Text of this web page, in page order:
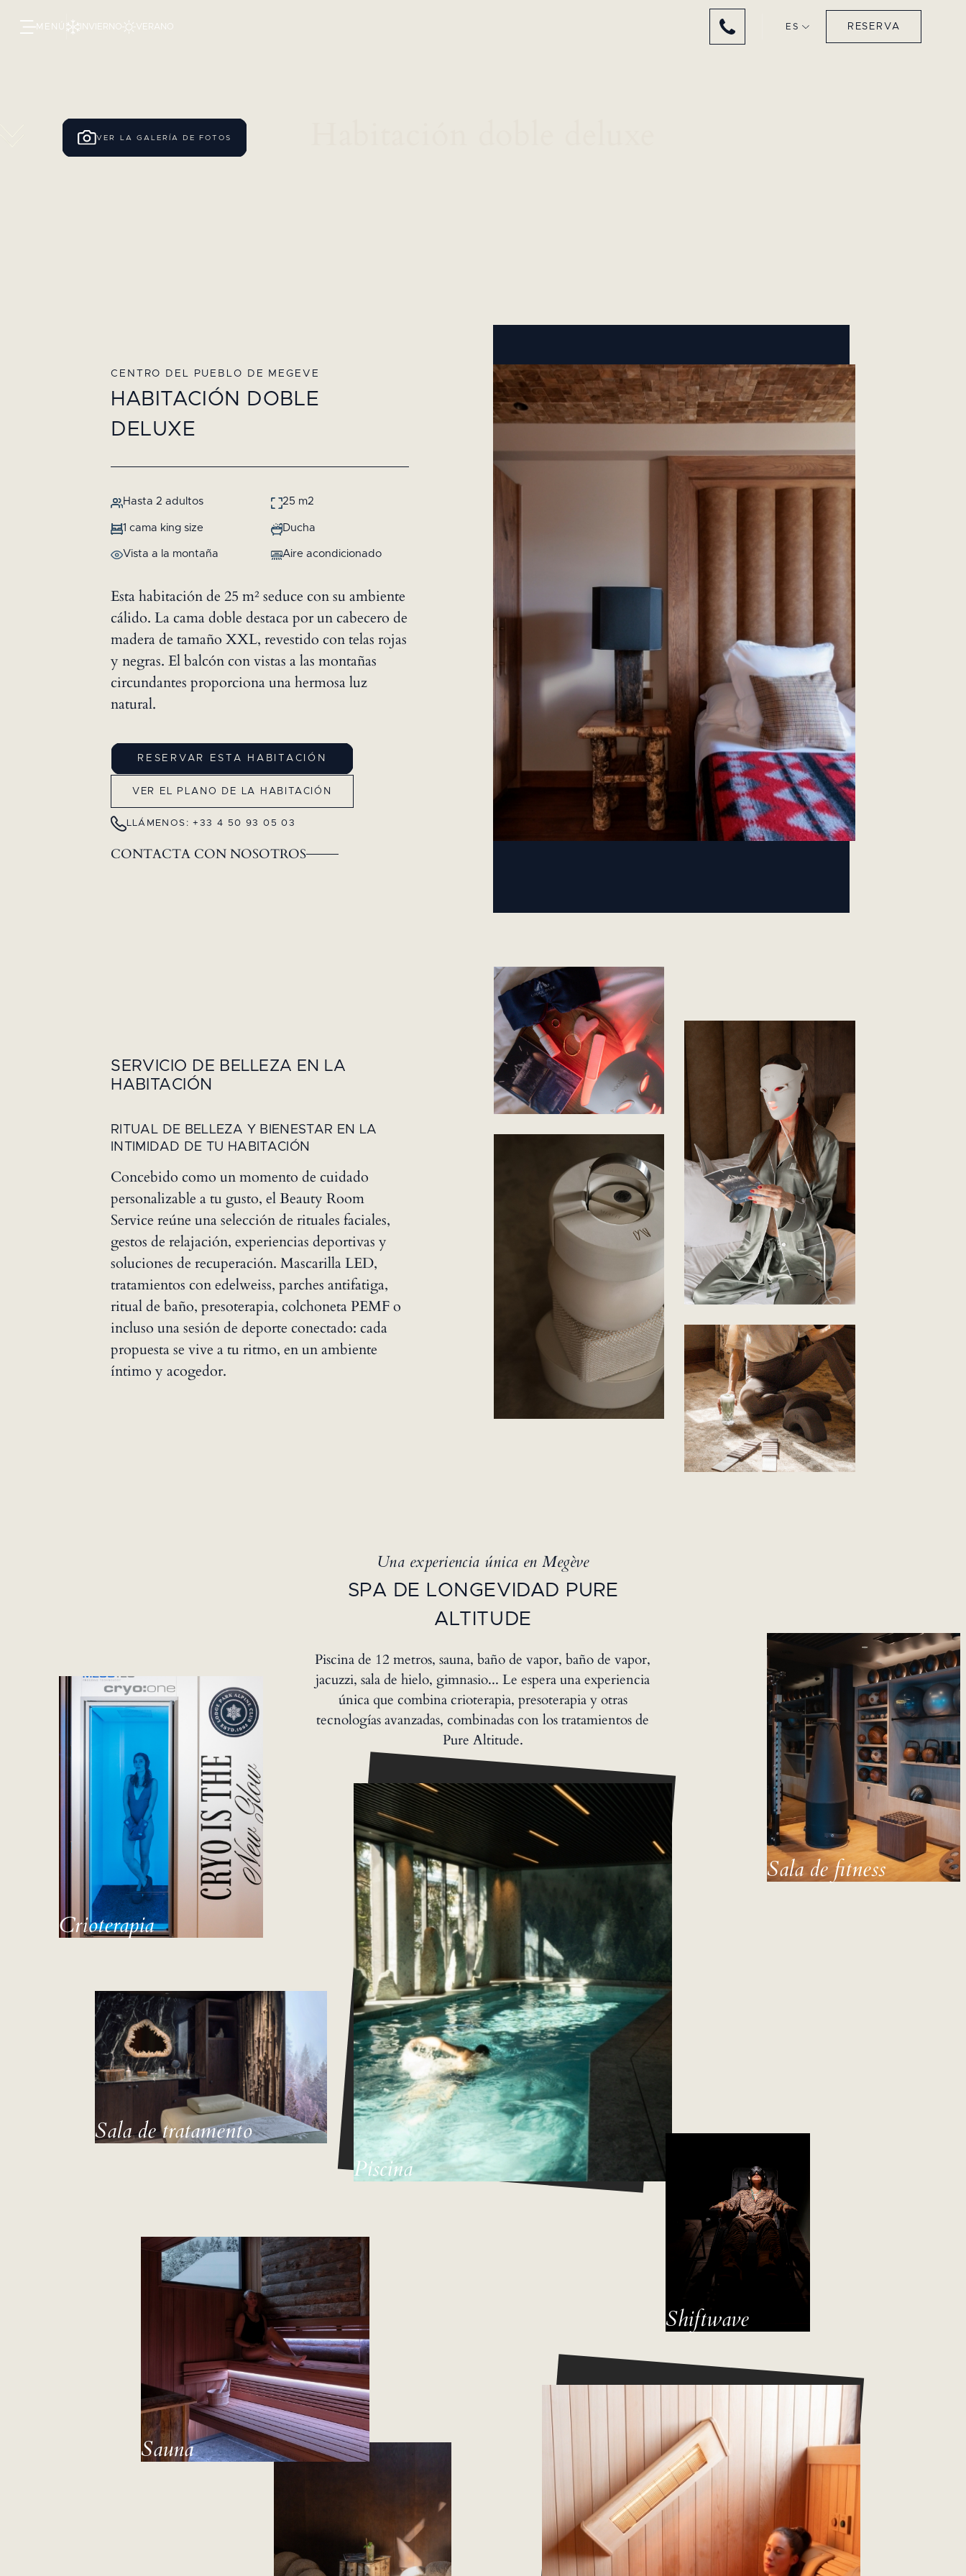
MENÚ INVIERNO VERANO ES RESERVA
VER LA GALERÍA DE FOTOS
CENTRO DEL PUEBLO DE MEGEVE
HABITACIÓN DOBLE
DELUXE
Hasta 2 adultos 25 m2
1 cama king size Ducha
Vista a la montaña Aire acondicionado
Esta habitación de 25 m² seduce con su ambiente
cálido. La cama doble destaca por un cabecero de
madera de tamaño XXL, revestido con telas rojas
y negras. El balcón con vistas a las montañas
circundantes proporciona una hermosa luz
natural.
RESERVAR ESTA HABITACIÓN
VER EL PLANO DE LA HABITACIÓN
LLÁMENOS: +33 4 50 93 05 03
CONTACTA CON NOSOTROS
SERVICIO DE BELLEZA EN LA
HABITACIÓN
RITUAL DE BELLEZA Y BIENESTAR EN LA
INTIMIDAD DE TU HABITACIÓN
Concebido como un momento de cuidado
personalizable a tu gusto, el Beauty Room
Service reúne una selección de rituales faciales,
gestos de relajación, experiencias deportivas y
soluciones de recuperación. Mascarilla LED,
tratamientos con edelweiss, parches antifatiga,
ritual de baño, presoterapia, colchoneta PEMF o
incluso una sesión de deporte conectado: cada
propuesta se vive a tu ritmo, en un ambiente
íntimo y acogedor.
Una experiencia única en Megève
SPA DE LONGEVIDAD PURE
ALTITUDE
Piscina de 12 metros, sauna, baño de vapor, baño de vapor,
jacuzzi, sala de hielo, gimnasio... Le espera una experiencia
única que combina crioterapia, presoterapia y otras
tecnologías avanzadas, combinadas con los tratamientos de
Pure Altitude.
Crioterapia
Piscina
Sala de fitness
Sala de tratamento
Sauna
Shiftwave